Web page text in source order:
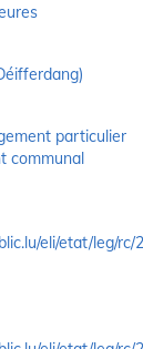
particulier
communal
eli/etat/leg/rc/